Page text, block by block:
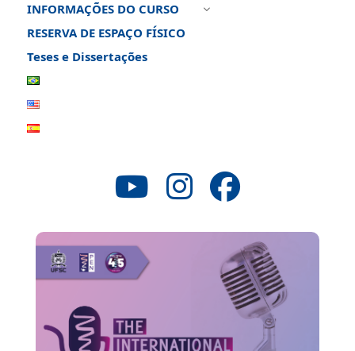
INFORMAÇÕES DO CURSO 3
RESERVA DE ESPAÇO FÍSICO
Teses e Dissertações